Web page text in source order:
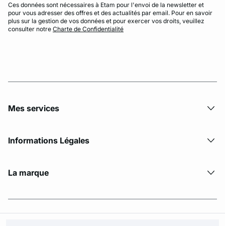
Ces données sont nécessaires à Etam pour l'envoi de la newsletter et
pour vous adresser des offres et des actualités par email. Pour en savoir
plus sur la gestion de vos données et pour exercer vos droits, veuillez
consulter notre Charte de Confidentialité
Mes services
Informations Légales
La marque